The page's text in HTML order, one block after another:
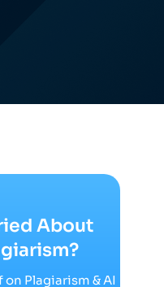
About
on Plagiarism & AI